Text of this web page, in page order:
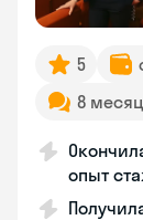
5
8
опыт